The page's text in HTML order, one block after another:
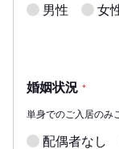
男性 女
婚姻状況 *
単身でのご入居のみ
配偶者なし